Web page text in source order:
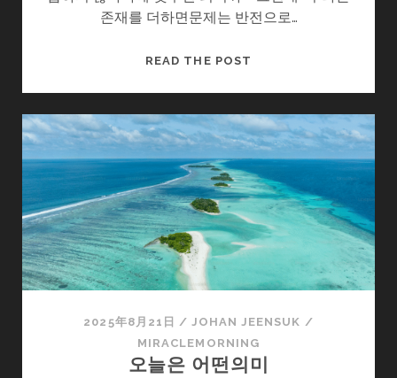
존재를 더하면문제는 반전으로…
READ THE POST
저
손
내
밀
2025年8月21日 / JOHAN JEENSUK /
MIRACLEMORNING
오늘은 어떤의미